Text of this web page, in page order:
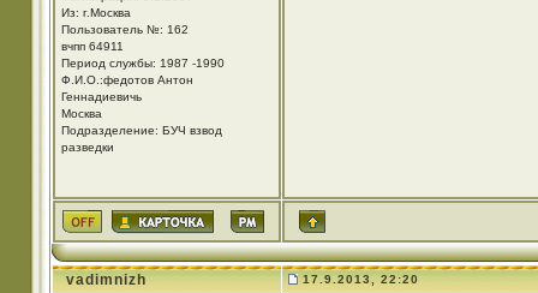
Из: г.Москва
Пользователь №: 162
вчпп 64911
Период службы: 1987 -1990
Ф.И.О.:федотов Антон
Геннадиевичь
Москва
Подразделение: БУЧ взвод
разведки
vadimnizh 17.9.2013, 22:20